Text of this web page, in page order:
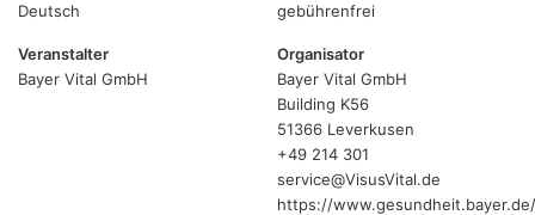
Deutsch
gebührenfrei
Veranstalter
Bayer Vital GmbH
Organisator
Bayer Vital GmbH
Building K56
51366 Leverkusen
+49 214 301
service@VisusVital.de
https://www.gesundheit.bayer.de/